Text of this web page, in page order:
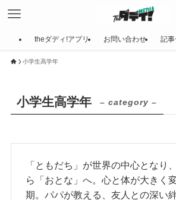
theダディ!アプリ お問い合わせ 記
小学生高学年
小学生高学年 – category –
「ともだち」が世界の中心となり
ら「おとな」へ。心と体が大きく
期。パパが教える、友人との深い